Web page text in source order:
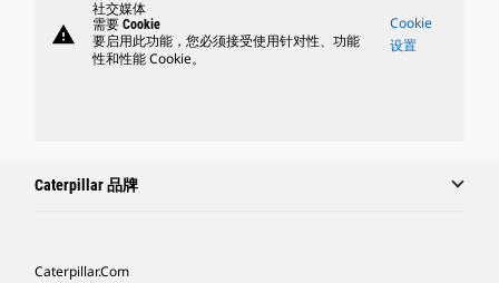
warning
社交媒体
需要 Cookie
要启用此功能，您必须接受使用针对性、功能
性和性能 Cookie。
Cookie
设置
Caterpillar 品牌
Caterpillar.com